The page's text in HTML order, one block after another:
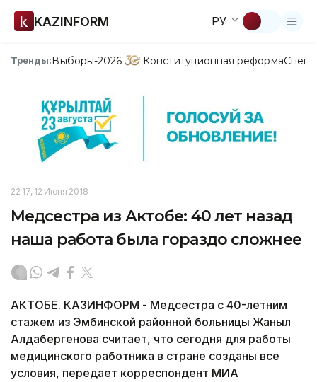
KAZINFORM РУ
Тренды:Выборы-2026 Конституционная реформа
22:17, 12 Июня 2018
Медсестра из Актобе: 40 лет назад
наша работа была гораздо сложнее
АКТОБЕ. КАЗИНФОРМ - Медсестра с 40-летним
стажем из Эмбинской районной больницы Жаныл
Алдабергенова считает, что сегодня для работы
медицинского работника в стране созданы все
условия, передает корреспондент МИА